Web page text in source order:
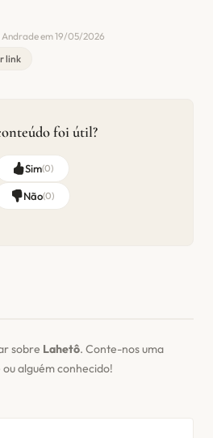
em 19/05/2026
link
foi útil?
Sim(0)
Não(0)
sobre Lahetô. Conte-nos uma
alguém conhecido!